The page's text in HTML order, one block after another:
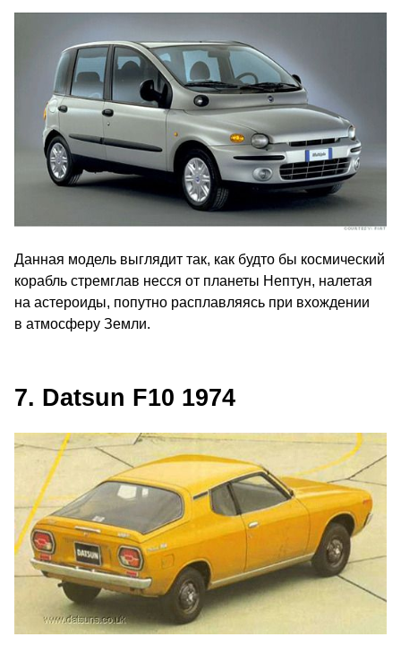
Данная модель выглядит так, как будто бы космический
корабль стремглав несся от планеты Нептун, налетая
на астероиды, попутно расплавляясь при вхождении
в атмосферу Земли.
7. Datsun F10 1974